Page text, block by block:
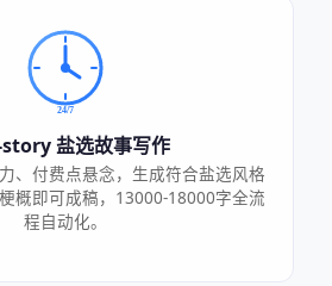
盐选故事写作
、付费点悬念，生成符合盐选风格
概即可成稿，13000-18000字全流
程自动化。